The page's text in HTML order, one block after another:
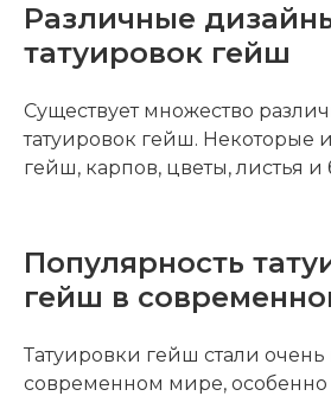
Различные
татуировок гейш
Существует множество
татуировок гейш. Некоторые
гейш, карпов, цветы, листья и
Популярность
гейш в
Татуировки гейш стали
современном мире,